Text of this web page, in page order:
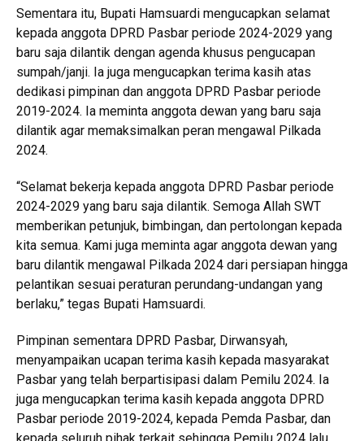
Sementara itu, Bupati Hamsuardi mengucapkan selamat
kepada anggota DPRD Pasbar periode 2024-2029 yang
baru saja dilantik dengan agenda khusus pengucapan
sumpah/janji. Ia juga mengucapkan terima kasih atas
dedikasi pimpinan dan anggota DPRD Pasbar periode
2019-2024. Ia meminta anggota dewan yang baru saja
dilantik agar memaksimalkan peran mengawal Pilkada
2024.
“Selamat bekerja kepada anggota DPRD Pasbar periode
2024-2029 yang baru saja dilantik. Semoga Allah SWT
memberikan petunjuk, bimbingan, dan pertolongan kepada
kita semua. Kami juga meminta agar anggota dewan yang
baru dilantik mengawal Pilkada 2024 dari persiapan hingga
pelantikan sesuai peraturan perundang-undangan yang
berlaku,” tegas Bupati Hamsuardi.
Pimpinan sementara DPRD Pasbar, Dirwansyah,
menyampaikan ucapan terima kasih kepada masyarakat
Pasbar yang telah berpartisipasi dalam Pemilu 2024. Ia
juga mengucapkan terima kasih kepada anggota DPRD
Pasbar periode 2019-2024, kepada Pemda Pasbar, dan